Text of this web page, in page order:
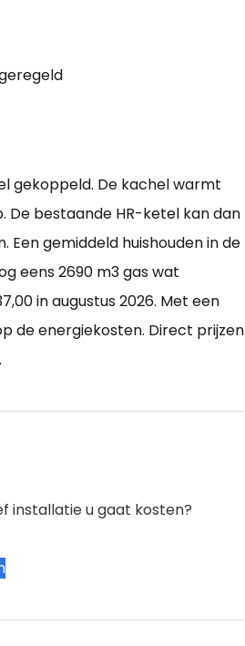
gekoppeld. De kachel warmt
De bestaande HR-ketel kan dan
gemiddeld huishouden in de
eens 2690 m3 gas wat
in augustus 2026. Met een
de energiekosten. Direct prijzen
installatie u gaat kosten?